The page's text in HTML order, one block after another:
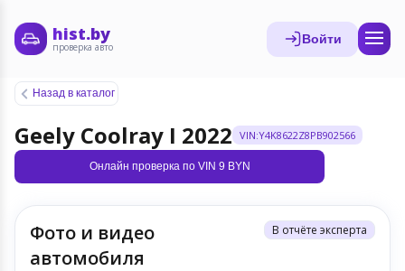
hist.by
проверка авто
Войти
Назад в каталог
Geely Coolray I 2022 VIN:Y4K8622Z8PB902566
Онлайн проверка по VIN 9 BYN
Фото и видео
автомобиля
В отчёте эксперта